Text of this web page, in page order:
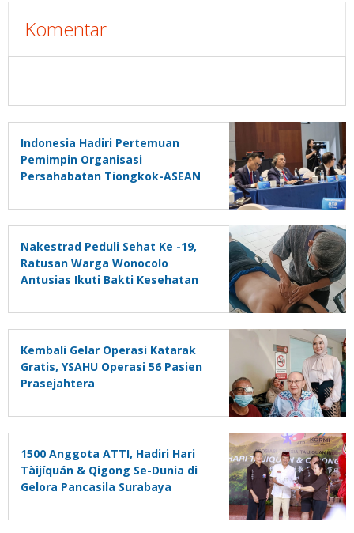
Komentar
Indonesia Hadiri Pertemuan
Pemimpin Organisasi
Persahabatan Tiongkok-ASEAN
Nakestrad Peduli Sehat Ke -19,
Ratusan Warga Wonocolo
Antusias Ikuti Bakti Kesehatan
Kembali Gelar Operasi Katarak
Gratis, YSAHU Operasi 56 Pasien
Prasejahtera
1500 Anggota ATTI, Hadiri Hari
Tàijíquán & Qigong Se-Dunia di
Gelora Pancasila Surabaya